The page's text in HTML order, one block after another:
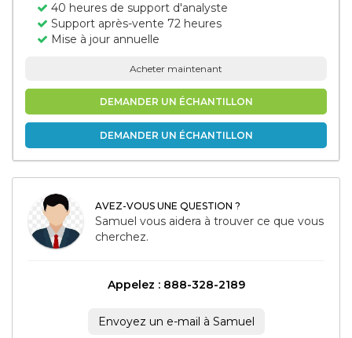
40 heures de support d'analyste
Support après-vente 72 heures
Mise à jour annuelle
Acheter maintenant
DEMANDER UN ÉCHANTILLON
DEMANDER UN ÉCHANTILLON
AVEZ-VOUS UNE QUESTION ?
Samuel vous aidera à trouver ce que vous
cherchez.
Appelez : 888-328-2189
Envoyez un e-mail à Samuel